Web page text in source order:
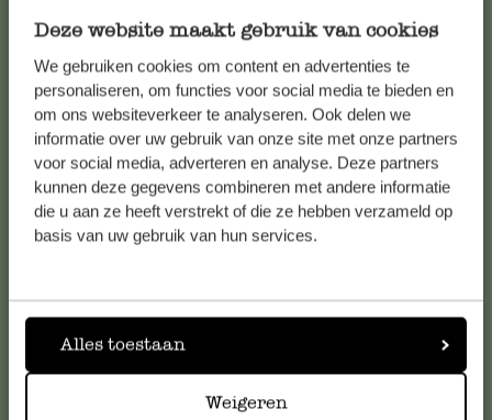
Deze website maakt gebruik van cookies
We gebruiken cookies om content en advertenties te
personaliseren, om functies voor social media te bieden en
om ons websiteverkeer te analyseren. Ook delen we
informatie over uw gebruik van onze site met onze partners
voor social media, adverteren en analyse. Deze partners
kunnen deze gegevens combineren met andere informatie
die u aan ze heeft verstrekt of die ze hebben verzameld op
basis van uw gebruik van hun services.
Alles toestaan
Weigeren
Kundenservice/Hilfe
Falls Sie Fragen haben oder Tipps und Hilfe brauchen, wenden
Sie sich bitte an unseren Kundenservice. Oder lesen Sie hier
die Antworten auf häufig gestellte Fragen